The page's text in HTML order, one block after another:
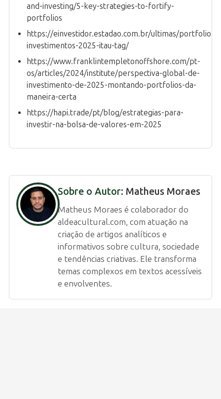
and-investing/5-key-strategies-to-fortify-
portfolios
https://einvestidor.estadao.com.br/ultimas/portfolio-
investimentos-2025-itau-tag/
https://www.franklintempletonoffshore.com/pt-
os/articles/2024/institute/perspectiva-global-de-
investimento-de-2025-montando-portfolios-da-
maneira-certa
https://hapi.trade/pt/blog/estrategias-para-
investir-na-bolsa-de-valores-em-2025
Sobre o Autor: Matheus Moraes
Matheus Moraes é colaborador do
aldeacultural.com, com atuação na
criação de artigos analíticos e
informativos sobre cultura, sociedade
e tendências criativas. Ele transforma
temas complexos em textos acessíveis
e envolventes.